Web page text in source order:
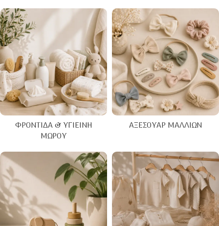
ΦΡΟΝΤΊΔΑ & ΥΓΙΕΙΝΉ
ΜΩΡΟΎ
ΑΞΕΣΟΥΆΡ ΜΑΛΛΙΏΝ